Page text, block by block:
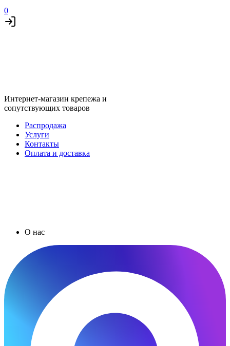
0
Интернет-магазин крепежа и
сопутствующих товаров
Распродажа
Услуги
Контакты
Оплата и доставка
О нас